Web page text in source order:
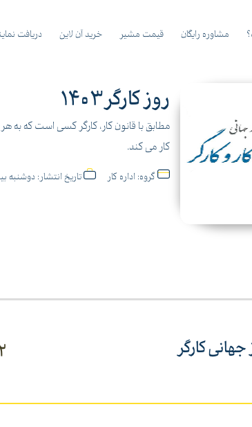
مشاوره رایگان قیمت مشیر خرید آن لاین دریافت
روز کارگر1403
مطابق با قانون کار، کارگر کسی است که به
کار می کند.
گروه: اداره کار تاریخ انتشار: دوشنبه
کارگر